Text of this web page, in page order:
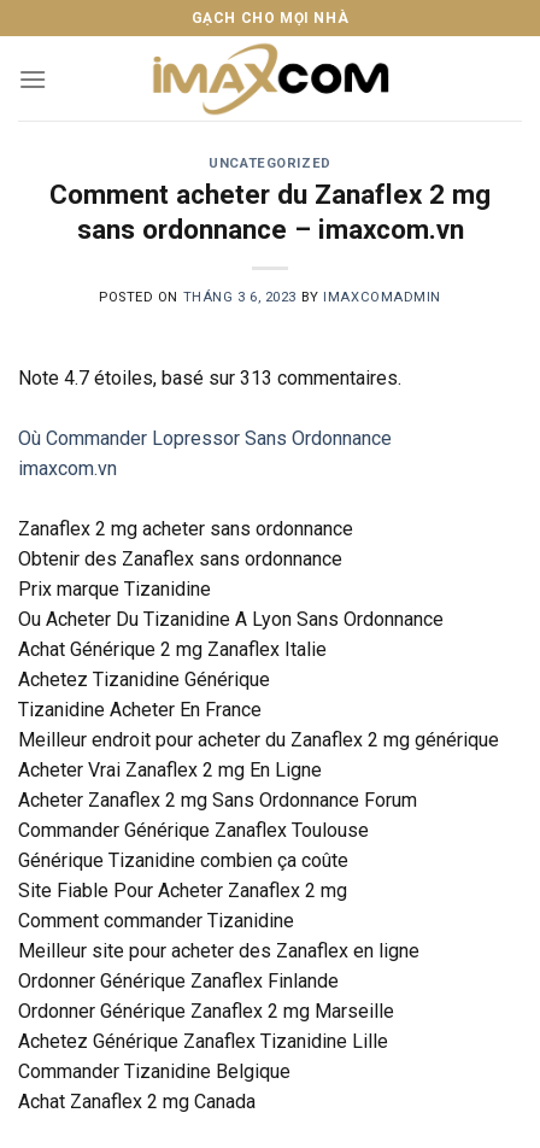
to
content
GẠCH CHO MỌI NHÀ
UNCATEGORIZED
Comment acheter du Zanaflex 2 mg
sans ordonnance – imaxcom.vn
POSTED ON THÁNG 3 6, 2023 BY IMAXCOMADMIN
Note 4.7 étoiles, basé sur 313 commentaires.
Où Commander Lopressor Sans Ordonnance
imaxcom.vn
Zanaflex 2 mg acheter sans ordonnance
Obtenir des Zanaflex sans ordonnance
Prix marque Tizanidine
Ou Acheter Du Tizanidine A Lyon Sans Ordonnance
Achat Générique 2 mg Zanaflex Italie
Achetez Tizanidine Générique
Tizanidine Acheter En France
Meilleur endroit pour acheter du Zanaflex 2 mg générique
Acheter Vrai Zanaflex 2 mg En Ligne
Acheter Zanaflex 2 mg Sans Ordonnance Forum
Commander Générique Zanaflex Toulouse
Générique Tizanidine combien ça coûte
Site Fiable Pour Acheter Zanaflex 2 mg
Comment commander Tizanidine
Meilleur site pour acheter des Zanaflex en ligne
Ordonner Générique Zanaflex Finlande
Ordonner Générique Zanaflex 2 mg Marseille
Achetez Générique Zanaflex Tizanidine Lille
Commander Tizanidine Belgique
Achat Zanaflex 2 mg Canada